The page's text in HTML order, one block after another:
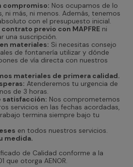
compromiso: Nos ocupamos de lo
ni más, ni menos. Además, tenemos
con el presupuesto inicial.
previo con MAPFRE ni
una suscripción.
materiales: Si necesitas consejo
de fontanería utilizar y dónde
de vía directa con nuestros
materiales de primera calidad.
Atenderemos tu urgencia de
de 3 horas.
satisfacción: Nos comprometemos
servicios en las fechas acordadas,
termina siempre bajo tu
en todos nuestros servicios.
medida.
de Calidad conforme a la
que otorga AENOR.